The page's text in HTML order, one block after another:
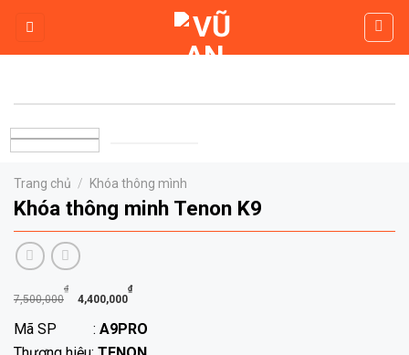
content
Trang chủ / Khóa thông mình
Khóa thông minh Tenon K9
7,500,000
₫
Giá
gốc
là:
4,400,000
₫Giá
hiện
tại
Mã SP : A9PRO